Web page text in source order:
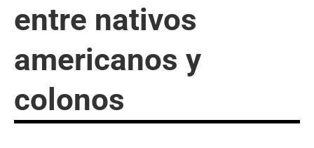
entre nativos
americanos y
colonos